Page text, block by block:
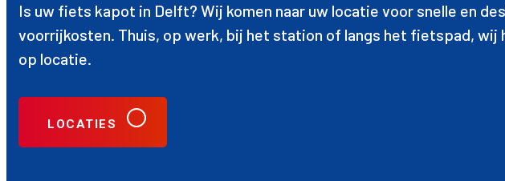
Is uw fiets kapot in Delft? Wij komen naar uw locatie voor snelle en
voorrijkosten. Thuis, op werk, bij het station of langs het fietspad, wij
op locatie.
LOCATIES